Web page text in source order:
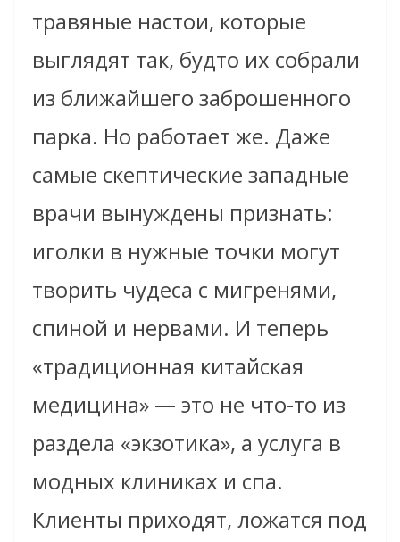
травяные настои, которые
выглядят так, будто их собрали
из ближайшего заброшенного
парка. Но работает же. Даже
самые скептические западные
врачи вынуждены признать:
иголки в нужные точки могут
творить чудеса с мигренями,
спиной и нервами. И теперь
«традиционная китайская
медицина» — это не что-то из
раздела «экзотика», а услуга в
модных клиниках и спа.
Клиенты приходят, ложатся под